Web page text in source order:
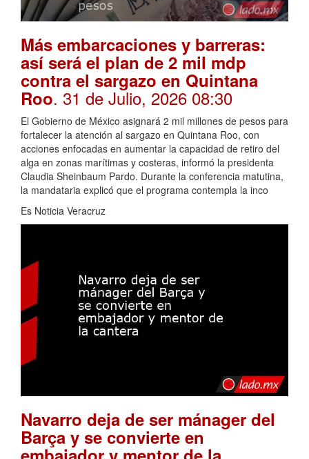
Más embarcaciones y barreras:
así será el plan de 2 mil mdp
contra el sargazo en Quintana
Roo. 31 de Julio, 2026 08:30
El Gobierno de México asignará 2 mil millones de pesos para
fortalecer la atención al sargazo en Quintana Roo, con
acciones enfocadas en aumentar la capacidad de retiro del
alga en zonas marítimas y costeras, informó la presidenta
Claudia Sheinbaum Pardo. Durante la conferencia matutina,
la mandataria explicó que el programa contempla la inco
Es Noticia Veracruz
Navarro deja de ser mánager del
Barça y se convierte en